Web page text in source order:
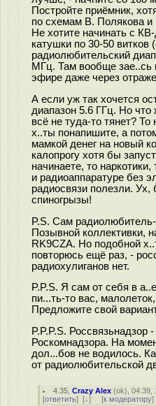
Постройте приёмник,
по схемам В. Полякова и
Не хотите начинать с
катушки по 30-50 витков
радиолюбительский
МГц. Там вообще зае..сь
эфире даже через
А если уж так хочется
диапазон 5.6 ГГц. Но
всё не туда-то тянет?
х..ты понапишите, а
мамкой денег на новый
калопрогу хотя бы
начинаете, то
и радиоаппаратуре без
радиосвязи полезли.
спиногрызы!
P.S. Сам
Позывной коллективки,
RK9CZA. Но подобной
повторюсь ещё раз, -
радиохулиганов нет.
P.P.S. Я сам от себя в
пи...ть-то вас,
Предложите свой
P.P.P.S. Россвязьнадзор
Роскомнадзора. На
дол...бов не водилось.
от радиолюбительской
4.35 ,Crazy Alex (ok), 04:39,
[ответить] [↓] [к модератору]